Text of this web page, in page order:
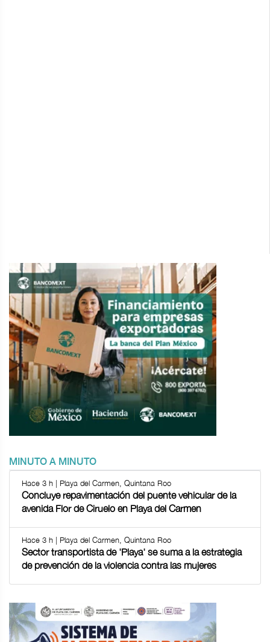
MINUTO A MINUTO
Hace 3 h | Playa del Carmen, Quintana Roo
Concluye repavimentación del puente vehicular de la
avenida Flor de Ciruelo en Playa del Carmen
Hace 3 h | Playa del Carmen, Quintana Roo
Sector transportista de 'Playa' se suma a la estrategia
de prevención de la violencia contra las mujeres